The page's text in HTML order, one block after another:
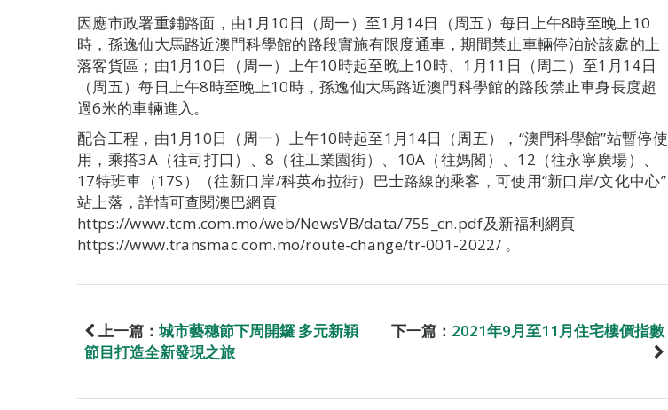
因應市政署重鋪路面，由1月10日（周一）至1月14日（周五）每日上午8時至晚上10
時，孫逸仙大馬路近澳門科學館的路段實施有限度通車，期間禁止車輛停泊於該處的上
落客貨區；由1月10日（周一）上午10時起至晚上10時、1月11日（周二）至1月14日
（周五）每日上午8時至晚上10時，孫逸仙大馬路近澳門科學館的路段禁止車身長度超
過6米的車輛進入。
配合工程，由1月10日（周一）上午10時起至1月14日（周五），“澳門科學館”站暫停使
用，乘搭3A（往司打口）、8（往工業園街）、10A（往媽閣）、12（往永寧廣場）、
17特班車（17S）（往新口岸/科英布拉街）巴士路線的乘客，可使用“新口岸/文化中心”
站上落，詳情可查閱澳巴網頁
https://www.tcm.com.mo/web/NewsVB/data/755_cn.pdf及新福利網頁
https://www.transmac.com.mo/route-change/tr-001-2022/ 。
上一篇： 城市藝穗節下周開鑼 多元新穎
節目打造全新發現之旅
下一篇： 2021年9月至11月住宅樓價指數